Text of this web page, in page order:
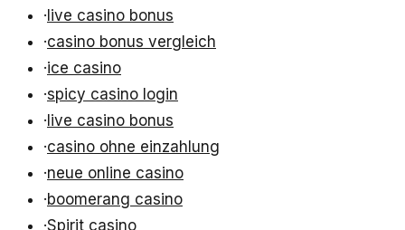
· live casino bonus
·casino bonus vergleich
·ice casino
·spicy casino login
· live casino bonus
·casino ohne einzahlung
·neue online casino
·boomerang casino
·Spirit casino